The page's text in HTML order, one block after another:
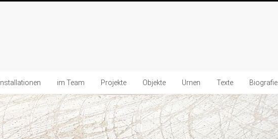
Installationen im Team Projekte Objekte Urnen Texte Biografie